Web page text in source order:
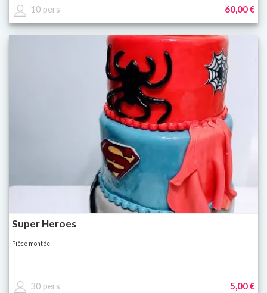
10 pers 60,00 €
Super Heroes
Pièce montée
30 pers 5,00 €